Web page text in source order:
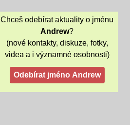
Chceš odebírat aktuality o jménu
Andrew?
(nové kontakty, diskuze, fotky,
videa a i významné osobnosti)